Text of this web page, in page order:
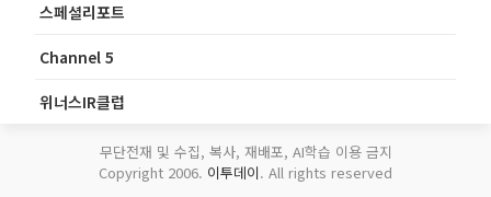
스페셜리포트
Channel 5
위너스IR클럽
무단전재 및 수집, 복사, 재배포, AI학습 이용 금지
Copyright 2006. 이투데이. All rights reserved